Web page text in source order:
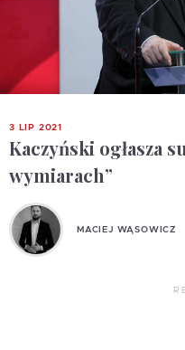
3 LIP 2021
Kaczyński ogłasza
wymiarach”
MACIEJ WĄSOWICZ